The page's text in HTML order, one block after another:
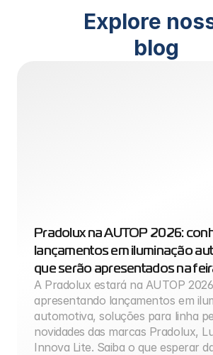
Explore
blog
Pradolux na AUTOP 2026:
lançamentos em iluminação
que serão apresentados na
A Pradolux estará na AUTOP 2026
apresentando lançamentos em
automotiva, soluções para linha
novidades das marcas Pradolux,
Innova Lite. Saiba o que esperar